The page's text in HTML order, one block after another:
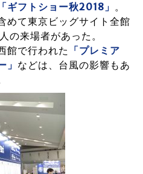
「ギフトショー秋2018」 。
めて東京ビッグサイト全館
の来場者があった。
館で行われた 「プレミア
」 などは、台風の影響もあ